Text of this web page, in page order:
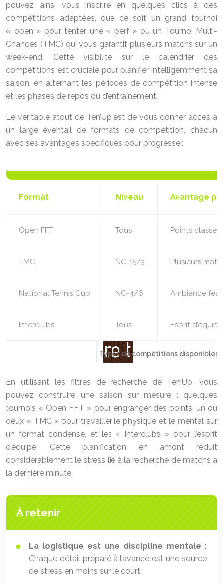
pouvez ainsi vous inscrire en quelques clics à des
compétitions adaptées, que ce soit un grand tournoi
« open » pour tenter une « perf » ou un Tournoi Multi-
Chances (TMC) qui vous garantit plusieurs matchs sur un
week-end. Cette visibilité sur le calendrier des
compétitions est cruciale pour planifier intelligemment sa
saison, en alternant les périodes de compétition intense
et les phases de repos ou d’entraînement.
Le véritable atout de Ten’Up est de vous donner accès à
un large éventail de formats de compétition, chacun
avec ses avantages spécifiques pour progresser.
Types de compétitions disponibles
Format Niveau Avantage
Open FFT Tous Points
TMC NC-15/3 Plusieurs
National Tennis Cup NC-4/6 Ambiance
Interclubs Tous Esprit d’équipe
En utilisant les filtres de recherche de Ten’Up, vous
pouvez construire une saison sur mesure : quelques
tournois « Open FFT » pour engranger des points, un ou
deux « TMC » pour travailler le physique et le mental sur
un format condensé, et les « Interclubs » pour l’esprit
d’équipe. Cette planification en amont réduit
considérablement le stress lié à la recherche de matchs à
la dernière minute.
À retenir
La logistique est une discipline mentale :
Chaque détail préparé à l’avance est une source
de stress en moins sur le court.